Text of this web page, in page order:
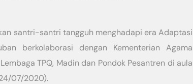
santri-santri tangguh menghadapi era Adaptasi
berkolaborasi dengan Kementerian Agama
TPQ, Madin dan Pondok Pesantren di aula
07/2020).